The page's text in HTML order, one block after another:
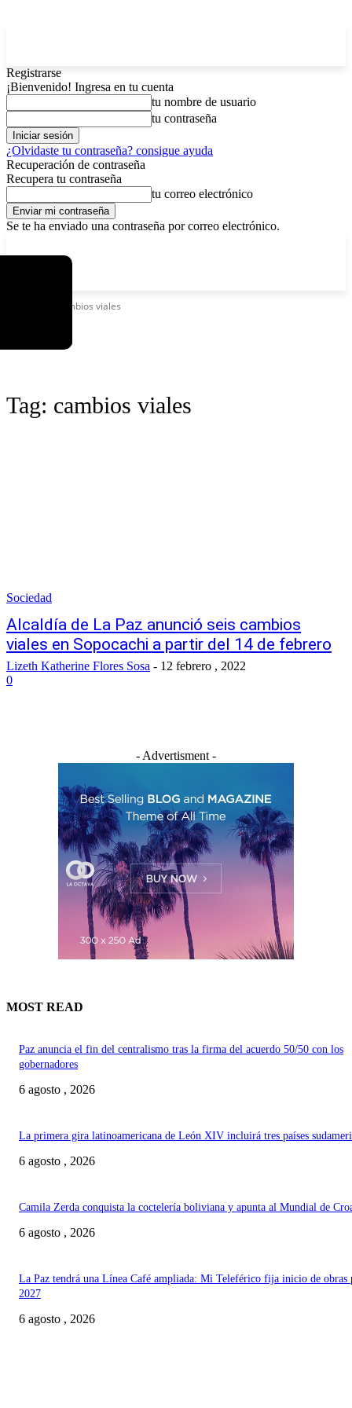
Registrarse
¡Bienvenido! Ingresa en tu cuenta
tu nombre de usuario
tu contraseña
¿Olvidaste tu contraseña? consigue ayuda
Recuperación de contraseña
Recupera tu contraseña
tu correo electrónico
Se te ha enviado una contraseña por correo electrónico.
Cambios viales
Tag: cambios viales
Sociedad
Alcaldía de La Paz anunció seis cambios
viales en Sopocachi a partir del 14 de febrero
Lizeth Katherine Flores Sosa - 12 febrero , 2022
0
- Advertisment -
MOST READ
Paz anuncia el fin del centralismo tras la firma del acuerdo 50/50 con los
gobernadores
6 agosto , 2026
La primera gira latinoamericana de León XIV incluirá tres países
6 agosto , 2026
Camila Zerda conquista la coctelería boliviana y apunta al Mundial de
6 agosto , 2026
La Paz tendrá una Línea Café ampliada: Mi Teleférico fija inicio de obras
2027
6 agosto , 2026